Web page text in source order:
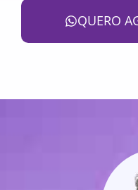
QUERO